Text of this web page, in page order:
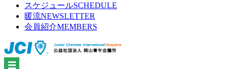
スケジュールSCHEDULE
暖流NEWSLETTER
会員紹介MEMBERS